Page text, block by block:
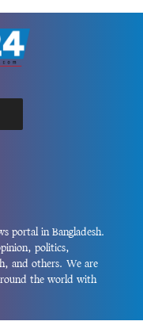
portal in Bangladesh.
politics,
and others. We are
the world with